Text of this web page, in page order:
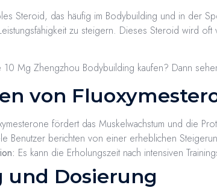
Steroid, das häufig im Bodybuilding und in der
zu steigern. Dieses Steroid wird
Mg Zhengzhou Bodybuilding kaufen? Dann
von
fördert das Muskelwachstum und die
Benutzer berichten von einer erheblichen
Es kann die Erholungszeit nach intensiven
Dosierung